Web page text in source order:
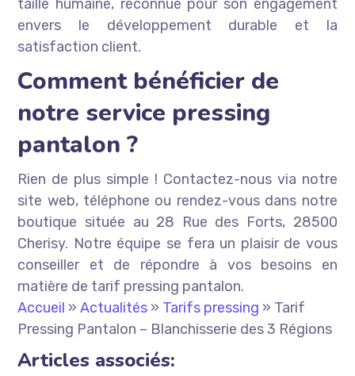
taille humaine, reconnue pour son engagement
envers le développement durable et la
satisfaction client.
Comment bénéficier de
notre service pressing
pantalon ?
Rien de plus simple ! Contactez-nous via notre
site web, téléphone ou rendez-vous dans notre
boutique située au 28 Rue des Forts, 28500
Cherisy. Notre équipe se fera un plaisir de vous
conseiller et de répondre à vos besoins en
matière de tarif pressing pantalon.
Accueil »Actualités » Tarifs pressing » Tarif
Pressing Pantalon – Blanchisserie des 3 Régions
Articles associés: